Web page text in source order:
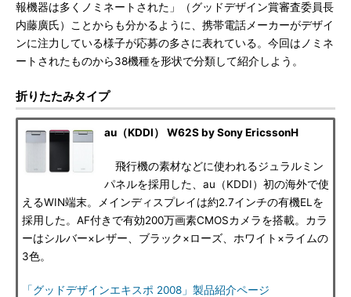
報機器は多くノミネートされた」（グッドデザイン賞審査委員長
内藤廣氏）ことからも分かるように、携帯電話メーカーがデザイ
ンに注力している様子が応募の多さに表れている。今回はノミネ
ートされたものから38機種を形状で分類して紹介しよう。
折りたたみタイプ
au（KDDI） W62S by Sony EricssonH
飛行機の素材などに使われるジュラルミン
パネルを採用した、au（KDDI）初の海外で使
えるWIN端末。メインディスプレイは約2.7インチの有機ELを
採用した。AF付きで有効200万画素CMOSカメラを搭載。カラ
ーはシルバー×レザー、ブラック×ローズ、ホワイト×ライムの
3色。
「グッドデザインエキスポ 2008」製品紹介ページ